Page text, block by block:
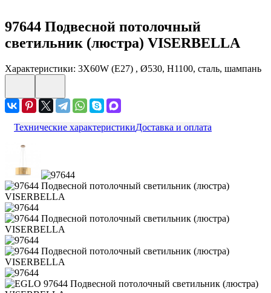
97644 Подвесной потолочный
светильник (люстра) VISERBELLA
Характеристики: 3X60W (E27) , Ø530, H1100, сталь, шампань
Технические характеристикиДоставка и оплата